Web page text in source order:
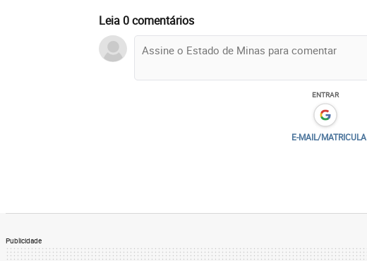
Leia 0 comentários
ENTRAR
E-MAIL/MATRICULA
Publicidade